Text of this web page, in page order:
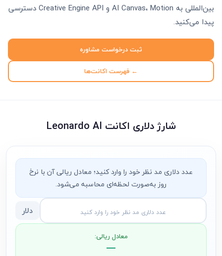
بین‌المللی به AI Canvas، Motion و Creative Engine API دسترسی
پیدا می‌کنید.
ثبت درخواست مشاوره
← فهرست اکانت‌ها
شارژ دلاری اکانت Leonardo AI
عدد دلاری مد نظر خود را وارد کنید؛ معادل ریالی آن با نرخ
روز به‌صورت لحظه‌ای محاسبه می‌شود.
دلار
معادل ریالی:
—